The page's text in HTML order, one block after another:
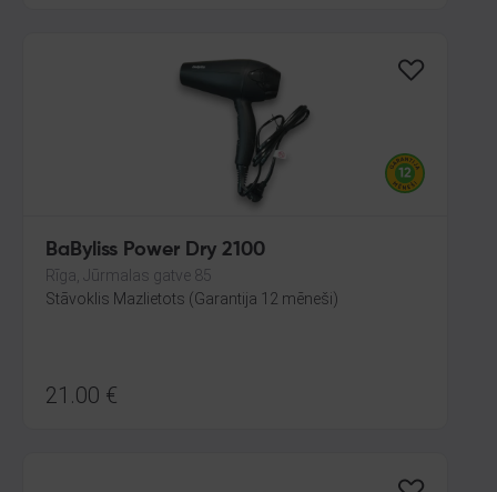
BaByliss Power Dry 2100
Rīga, Jūrmalas gatve 85
Stāvoklis Mazlietots (Garantija 12 mēneši)
21.00 €